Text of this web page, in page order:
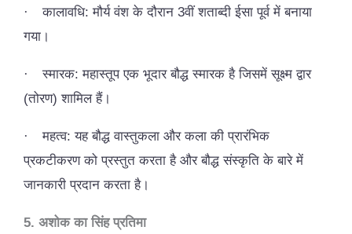
·
कालावधि: मौर्य वंश के दौरान 3वीं शताब्दी ईसा पूर्व में बनाया
गया।
·
स्मारक: महास्तूप एक भूदार बौद्ध स्मारक है जिसमें सूक्ष्म द्वार
(तोरण) शामिल हैं।
·
महत्व: यह बौद्ध वास्तुकला और कला की प्रारंभिक
प्रकटीकरण को प्रस्तुत करता है और बौद्ध संस्कृति के बारे में
जानकारी प्रदान करता है।
5. अशोक का सिंह प्रतिमा